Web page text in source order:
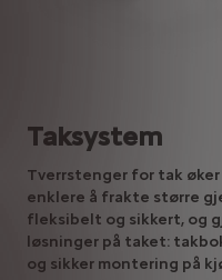
Taksystem
Tverrstenger for tak
enklere å frakte større
fleksibelt og sikkert, og
løsninger på taket:
og sikker montering på